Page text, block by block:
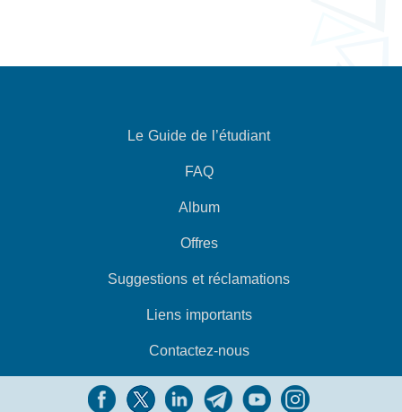
Le Guide de l’étudiant
FAQ
Album
Offres
Suggestions et réclamations
Liens importants
Contactez-nous